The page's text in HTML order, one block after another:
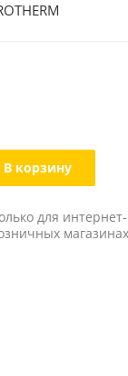
В корзину
для
магазинах